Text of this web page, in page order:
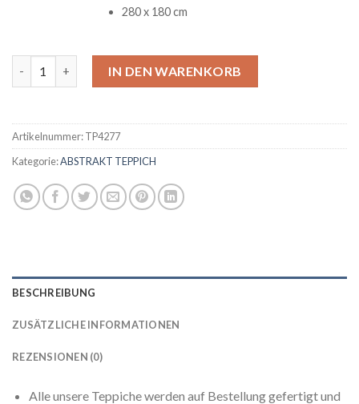
280 x 180 cm
IN DEN WARENKORB
Artikelnummer:TP4277
Kategorie:ABSTRAKT TEPPICH
BESCHREIBUNG
ZUSÄTZLICHE INFORMATIONEN
REZENSIONEN (0)
Alle unsere Teppiche werden auf Bestellung gefertigt und